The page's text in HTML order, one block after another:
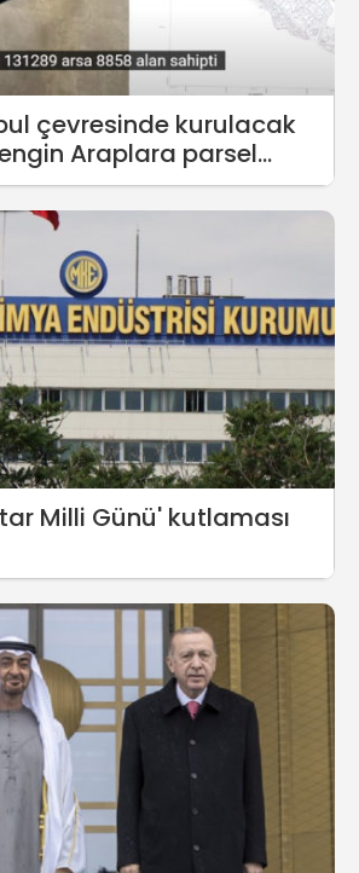
çevresinde kurulacak
Araplara parsel
Milli Günü' kutlaması